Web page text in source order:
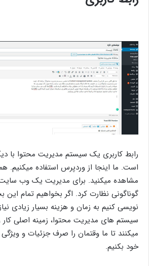
رابط کاربری یک سیستم مدیریت محتوا با
است. ما اینجا از وردپرس استفاده میکنیم.
مشاهده میکنید. برای مدیریت یک وب
گوناگونی نظارت کرد. اگر بخواهیم تمام این
نویسی کنیم به زمان و هزینه بسیار زیادی
سیستم های مدیریت محتوا، زمینه اصلی کار
میکنند تا ما وقتمان را صرف جزئیات و
خود بکنیم.